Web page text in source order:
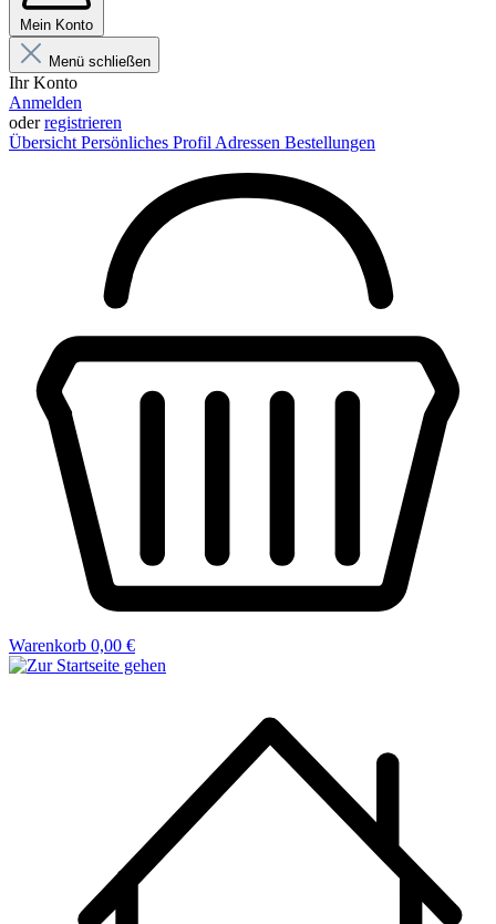
Mein Konto
Menü schließen
Ihr Konto
Anmelden
oderregistrieren
Übersicht Persönliches Profil Adressen Bestellungen
Warenkorb 0,00 €